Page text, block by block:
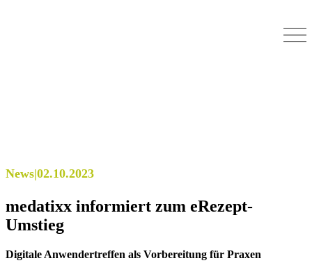
News|02.10.2023
medatixx informiert zum eRezept-
Umstieg
Digitale Anwendertreffen als Vorbereitung für Praxen